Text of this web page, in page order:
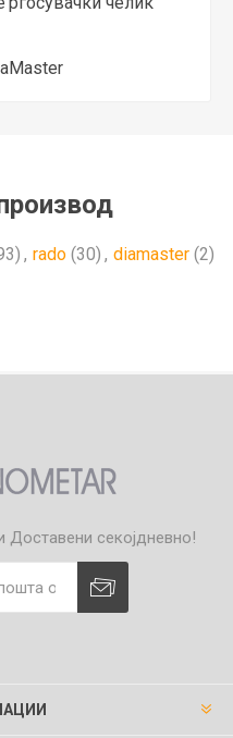
, rado (30) , diamaster (2)
Доставени секојдневно!